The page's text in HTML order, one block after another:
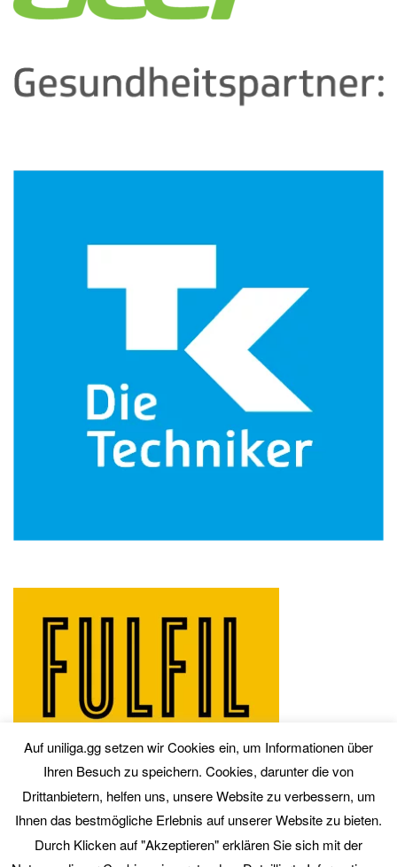
Auf uniliga.gg setzen wir Cookies ein, um Informationen über
Ihren Besuch zu speichern. Cookies, darunter die von
Drittanbietern, helfen uns, unsere Website zu verbessern, um
Ihnen das bestmögliche Erlebnis auf unserer Website zu bieten.
Durch Klicken auf "Akzeptieren" erklären Sie sich mit der